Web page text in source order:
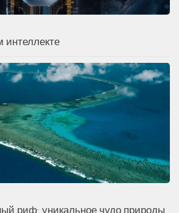
интеллекте
риф: уникальное чудо природы